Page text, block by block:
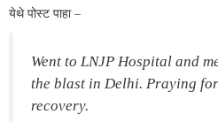
येथे पोस्ट पाहा –
Went to LNJP Hospital and
the blast in Delhi. Praying
recovery.